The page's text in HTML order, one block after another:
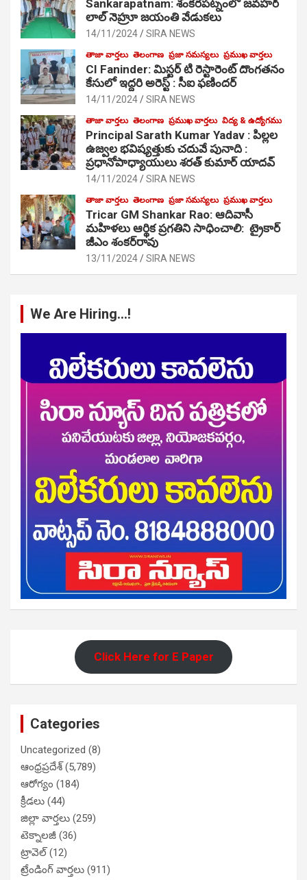
Sankarapatnam: శంకరపట్నంలో జవహర్
లాల్ నెహ్రూ జయంతి వేడుకలు
14/11/2024 SIRA NEWS
తాజా వార్తలు తెలంగాణ ప్రజా సమస్యలు ప్రముఖ వార్తలు
CI Faninder: మిస్టర్ టి రెస్టారెంట్ దొంగతనం
కేసులో ఇద్దరి అరెస్ట్ : సీఐ ఫణిందర్
14/11/2024 SIRA NEWS
తాజా వార్తలు తెలంగాణ ప్రముఖ వార్తలు విద్య & ఉద్యోగము
Principal Sarath Kumar Yadav : పిల్లల
ఉజ్వల భవిష్యత్తుకు చదువే పునాది :
ప్రధానోపాధ్యాయులు శరత్ కుమార్ యాదవ్
14/11/2024 SIRA NEWS
తాజా వార్తలు తెలంగాణ ప్రజా సమస్యలు ప్రముఖ వార్తలు
Tricar GM Shankar Rao: ఆదివాసీ
మహిళలు ఆర్థిక ప్రగతిని సాధించాలి: ట్రైకార్
జీఎం శంకర్‌రావు
13/11/2024 SIRA NEWS
We Are Hiring…!
Click Here for E Paper
Categories
Uncategorized (8)
ఆంధ్రప్రదేశ్(5,789)
ఆరోగ్యం (184)
క్రీడలు (44)
జిల్లా వార్తలు (259)
టెక్నాలజీ (36)
ట్రావెల్(12)
ట్రేండింగ్ వార్తలు (911)